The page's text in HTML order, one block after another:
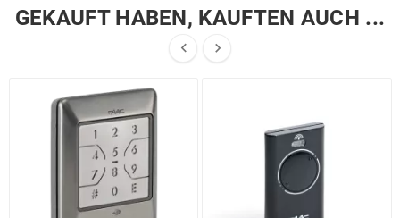
GEKAUFT HABEN, KAUFTEN AUCH ...
 